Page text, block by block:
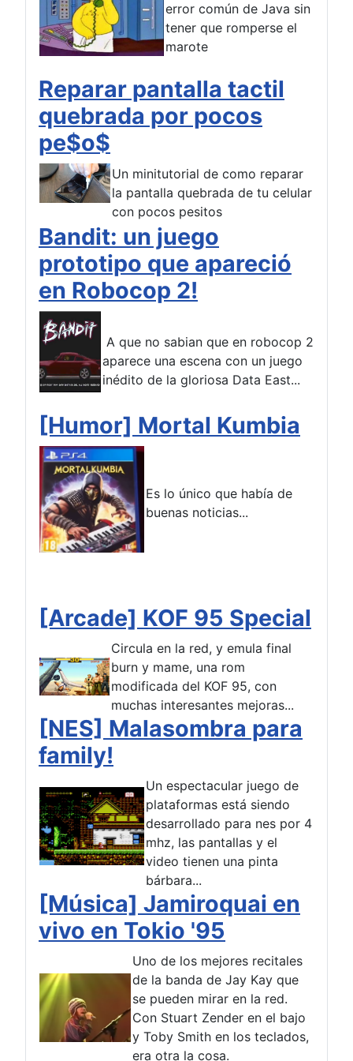
error común de Java sin
tener que romperse el
marote
Reparar pantalla tactil
quebrada por pocos
pe$o$
Un minitutorial de como reparar
la pantalla quebrada de tu celular
con pocos pesitos
Bandit: un juego
prototipo que apareció
en Robocop 2!
A que no sabian que en robocop 2
aparece una escena con un juego
inédito de la gloriosa Data East...
[Humor] Mortal Kumbia
Es lo único que había de
buenas noticias...
[Arcade] KOF 95 Special
Circula en la red, y emula final
burn y mame, una rom
modificada del KOF 95, con
muchas interesantes mejoras...
[NES] Malasombra para
family!
Un espectacular juego de
plataformas está siendo
desarrollado para nes por 4
mhz, las pantallas y el
video tienen una pinta
bárbara...
[Música] Jamiroquai en
vivo en Tokio '95
Uno de los mejores recitales
de la banda de Jay Kay que
se pueden mirar en la red.
Con Stuart Zender en el bajo
y Toby Smith en los teclados,
era otra la cosa.